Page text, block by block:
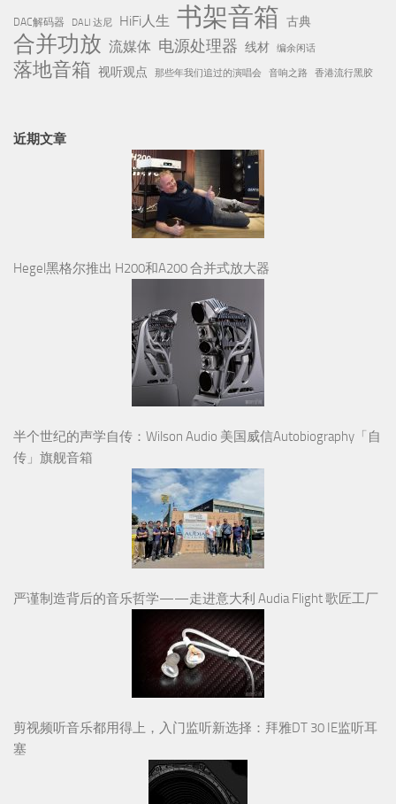
DAC解码器 DALI 达尼 HiFi人生 书架音箱 古典
合并功放 流媒体 电源处理器 线材 编余闲话
落地音箱 视听观点 那些年我们追过的演唱会 音响之路 香港流行黑胶
近期文章
Hegel黑格尔推出 H200和A200 合并式放大器
半个世纪的声学自传：Wilson Audio 美国威信Autobiography「自
传」旗舰音箱
严谨制造背后的音乐哲学——走进意大利 Audia Flight 歌匠工厂
剪视频听音乐都用得上，入门监听新选择：拜雅DT 30 IE监听耳
塞